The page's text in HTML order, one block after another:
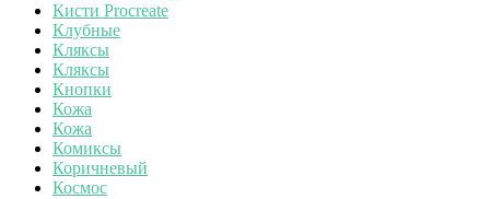
Кисти Procreate
Клубные
Кляксы
Кляксы
Кнопки
Кожа
Кожа
Комиксы
Коричневый
Космос